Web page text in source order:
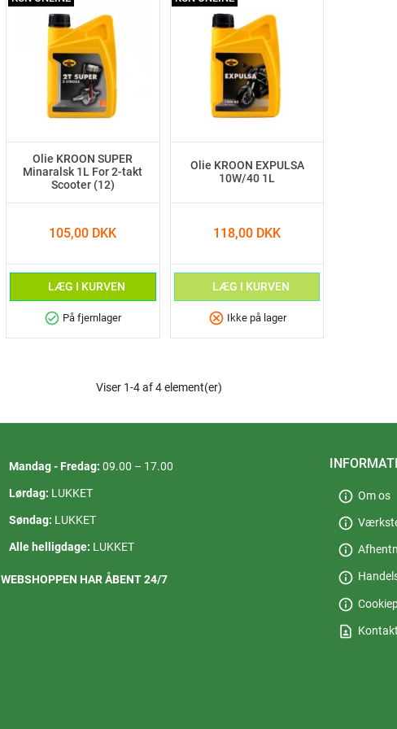
Olie KROON SUPER
Minaralsk 1L For 2-takt
Scooter (12)
105,00 DKK
LÆG I KURVEN
check_circle På fjernlager
Olie KROON EXPULSA
10W/40 1L
118,00 DKK
LÆG I KURVEN
cancel Ikke på lager
Viser 1-4 af 4 element(er)
Mandag - Fredag: 09.00 – 17.00
Lørdag: LUKKET
Søndag: LUKKET
Alle helligdage: LUKKET
WEBSHOPPEN HAR ÅBENT 24/7
info Om os
info
info
info
info
contact_page